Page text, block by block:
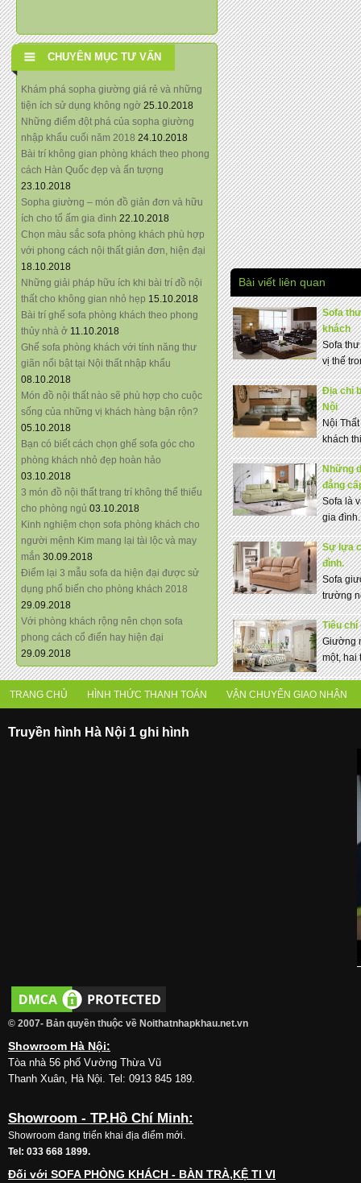
CHUYÊN MỤC TƯ VẤN
Khám phá sopha giường giá rẻ và những
tiện ích sử dụng không ngờ 25.10.2018
Những điểm đột phá của sopha giường
nhập khẩu cuối năm 2018 24.10.2018
Bài trí không gian phòng khách theo phong
cách Hàn Quốc đẹp và ấn tượng
23.10.2018
Sopha giường – món đồ giản đơn và hữu
ích cho tổ ấm gia đình 22.10.2018
Chọn màu sắc sofa phòng khách phù hợp
với phong cách nội thất giản đơn, hiện đại
18.10.2018
Những giải pháp hữu ích khi bài trí đồ nội
thất cho không gian nhỏ hẹp 15.10.2018
Bài trí ghế sofa phòng khách theo phong
thủy nhà ở 11.10.2018
Ghế sofa phòng khách với tính năng thư
giãn nổi bật tại Nội thất nhập khẩu
08.10.2018
Món đồ nội thất nào sẽ phù hợp cho cuộc
sống của những vị khách hàng bận rộn?
05.10.2018
Bạn có biết cách chọn ghế sofa góc cho
phòng khách nhỏ đẹp hoàn hảo
03.10.2018
3 món đồ nội thất trang trí không thể thiếu
cho phòng ngủ 03.10.2018
Kinh nghiệm chọn sofa phòng khách cho
người mệnh Kim mang lại tài lộc và may
mắn 30.09.2018
Điểm lại 3 mẫu sofa da hiện đại được sử
dụng phổ biến cho phòng khách 2018
29.09.2018
Với phòng khách rộng nên chọn sofa
phong cách cổ điển hay hiện đại
29.09.2018
Bài viết liên quan
Sofa
khách
Sofa
vị thế
Địa chỉ
Nội
Nội
khách
Những
đẳng
Sofa là
gia
Sự lựa
đình.
Sofa
trường
Tiêu chí
Giường
một, hai
TRANG CHỦ HÌNH THỨC THANH TOÁN VẬN CHUYỂN GIAO NHẬN
Truyền hình Hà Nội 1 ghi hình
© 2007- Bản quyền thuộc về Noithatnhapkhau.net.vn
Showroom Hà Nội:
Tòa nhà 56 phố Vường Thừa Vũ
Thanh Xuân, Hà Nội. Tel: 0913 845 189.
Showroom - TP.Hồ Chí Minh:
Showroom đang triển khai địa điểm mới.
Tel: 033 668 1899.
Đối với SOFA PHÒNG KHÁCH - BÀN TRÀ,KỆ TI VI